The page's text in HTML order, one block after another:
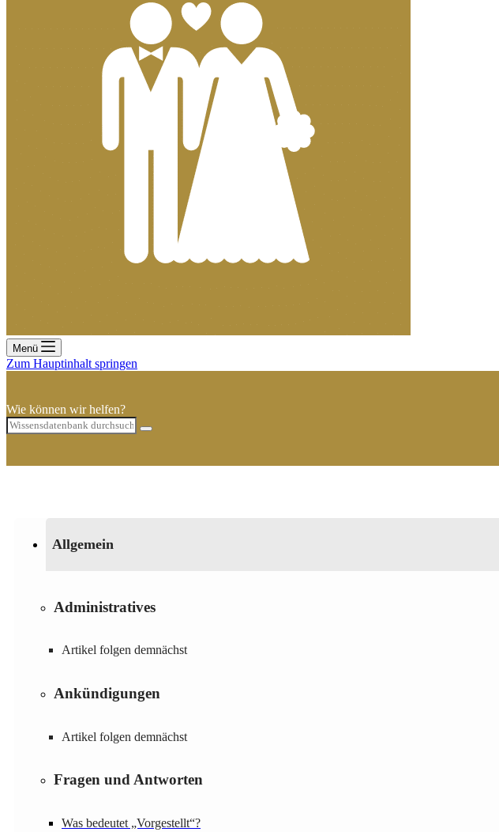
Menü
Zum Hauptinhalt springen
Wie können wir helfen?
Allgemein
Administratives
Artikel folgen demnächst
Ankündigungen
Artikel folgen demnächst
Fragen und Antworten
Was bedeutet „Vorgestellt“?